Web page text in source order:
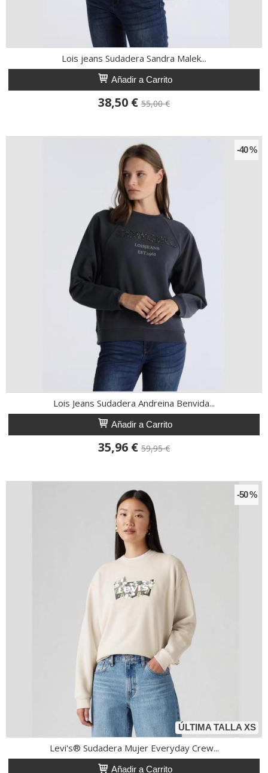
Lois jeans Sudadera Sandra Malek...
Añadir a Carrito
38,50 € 55,00 €
-40 %
Lois Jeans Sudadera Andreina Benvida...
Añadir a Carrito
35,96 € 59,95 €
ÚLTIMA TALLA XS
-50 %
Levi's® Sudadera Mujer Everyday Crew...
Añadir a Carrito